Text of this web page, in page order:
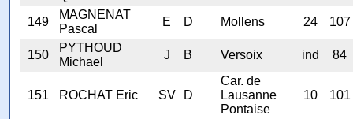
149
MAGNENAT
Pascal
E D Mollens 24 107
150
PYTHOUD
Michael
J B Versoix ind 84
151 ROCHAT Eric SV D
Car. de
Lausanne
Pontaise
10 101